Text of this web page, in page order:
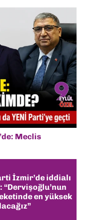
Meclis
İzmir’de iddialı
“Dervişoğlu’nun
en yüksek